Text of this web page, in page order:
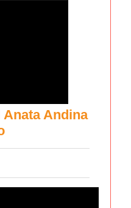
Anata Andina